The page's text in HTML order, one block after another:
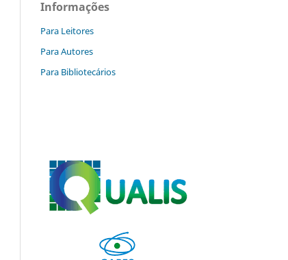
Informações
Para Leitores
Para Autores
Para Bibliotecários